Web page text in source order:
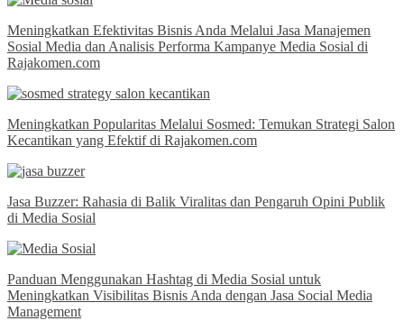
Meningkatkan Efektivitas Bisnis Anda Melalui Jasa Manajemen
Sosial Media dan Analisis Performa Kampanye Media Sosial di
Rajakomen.com
Meningkatkan Popularitas Melalui Sosmed: Temukan Strategi Salon
Kecantikan yang Efektif di Rajakomen.com
Jasa Buzzer: Rahasia di Balik Viralitas dan Pengaruh Opini Publik
di Media Sosial
Panduan Menggunakan Hashtag di Media Sosial untuk
Meningkatkan Visibilitas Bisnis Anda dengan Jasa Social Media
Management